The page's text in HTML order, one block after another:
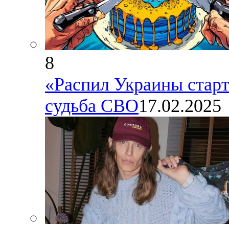
8
«Распил Украины
судьба СВО17.02.2025